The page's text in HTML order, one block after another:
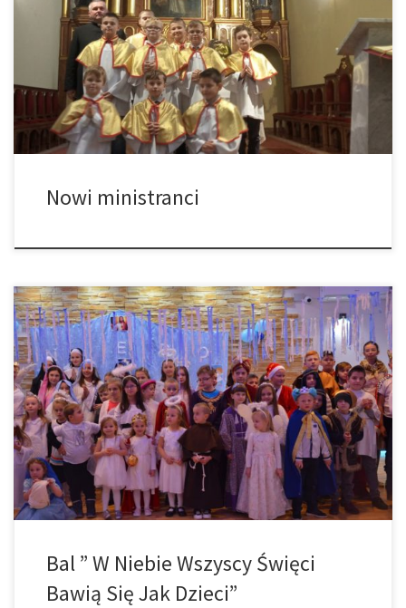
Przeżywamy Uroczystość Chrystusa Króla Wszechświata. To także
patronalne święto Liturgicznej Służby Ołtarza i Katolickiego
Stowarzyszenia Młodzieży. Msza św. o godz. 11.00 była Mszą św.
dla Rodzin z dziećmi ze specjalnym błogosławieństwem i
kazaniem dla dzieci. W czasie tej Mszy św. grupa chłopców […]
Nowi ministranci
W piątkowe popołudnie 18.11.2022 o godz. 17, został
zorganizowany bal w naszej parafii. Dzięki naszym wspaniałym
wolontariuszom przy parafii oraz Ochotniczej Straży Pożarnej w
Łękawicy dzieci mogły po raz kolejny się świetnie bawić. Na bal
przybyło ponad 70- cioro dzieci, które przebrały się za swojego
ulubionego świętego. Takimi balami chcemy […]
Bal ” W Niebie Wszyscy Święci
Bawią Się Jak Dzieci”